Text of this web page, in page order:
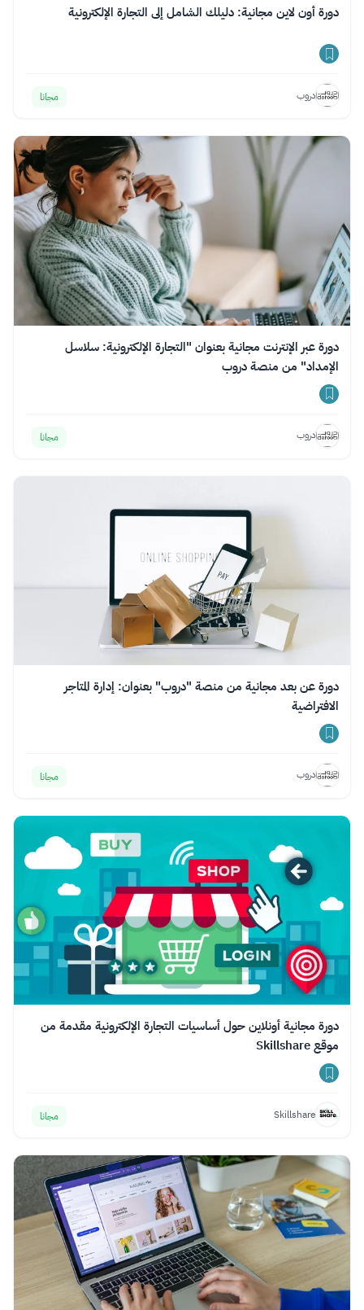
دورة أون لاين مجانية: دليلك الشامل إلى التجارة الإلكترونية
دروب مجانا
دورة عبر الإنترنت مجانية بعنوان "التجارة الإلكترونية: سلاسل
الإمداد" من منصة دروب
دروب مجانا
دورة عن بعد مجانية من منصة "دروب" بعنوان: إدارة المتاجر
الافتراضية
دروب مجانا
دورة مجانية أونلاين حول أساسيات التجارة الإلكترونية مقدمة من
موقع Skillshare
Skillshare مجانا